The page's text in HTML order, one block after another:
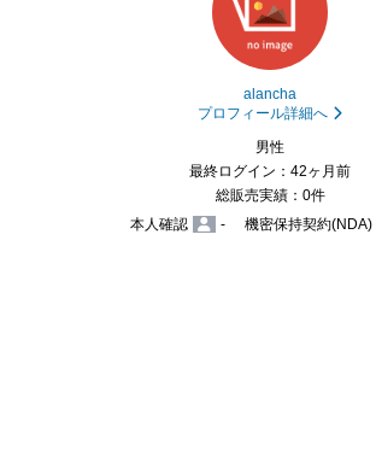
alancha
プロフィール詳細へ
男性
最終ログイン：42ヶ月前
総販売実績：0件
本人確認
- 機密保持契約(NDA)